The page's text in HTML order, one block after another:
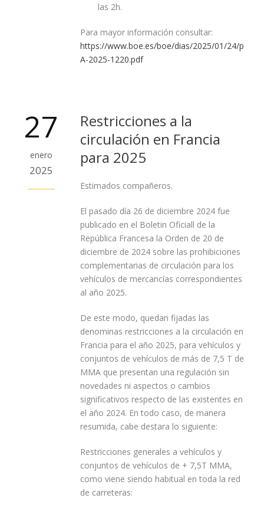
las 2h.
Para mayor información consultar:
https://www.boe.es/boe/dias/2025/01/24/pdfs/
A-2025-1220.pdf
27
enero
2025
Restricciones a la
circulación en Francia
para 2025
Estimados compañeros.
El pasado día 26 de diciembre 2024 fue
publicado en el Boletin Oficiall de la
República Francesa la Orden de 20 de
diciembre de 2024 sobre las prohibiciones
complementarias de circulación para los
vehículos de mercancías correspondientes
al año 2025.
De este modo, quedan fijadas las
denominas restricciones a la circulación en
Francia para el año 2025, para vehículos y
conjuntos de vehículos de más de 7,5 T de
MMA que presentan una regulación sin
novedades ni aspectos o cambios
significativos respecto de las existentes en
el año 2024. En todo caso, de manera
resumida, cabe destara lo siguiente:
Restricciones generales a vehículos y
conjuntos de vehículos de + 7,5T MMA,
como viene siendo habitual en toda la red
de carreteras: